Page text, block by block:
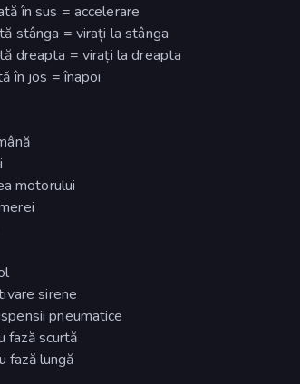
în sus = accelerare
stânga = virați la stânga
dreapta = virați la dreapta
în jos = înapoi
motorului
sirene
pneumatice
fază scurtă
fază lungă